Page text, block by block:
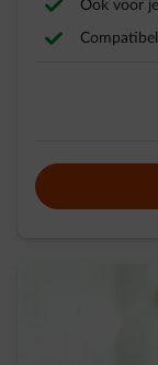
Ook voor